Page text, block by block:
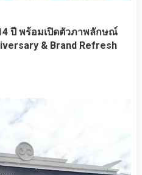
ปี พร้อมเปิดตัวภาพลักษณ์
& Brand Refresh